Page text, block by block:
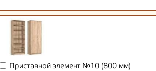
Приставной элемент №10 (800 мм)